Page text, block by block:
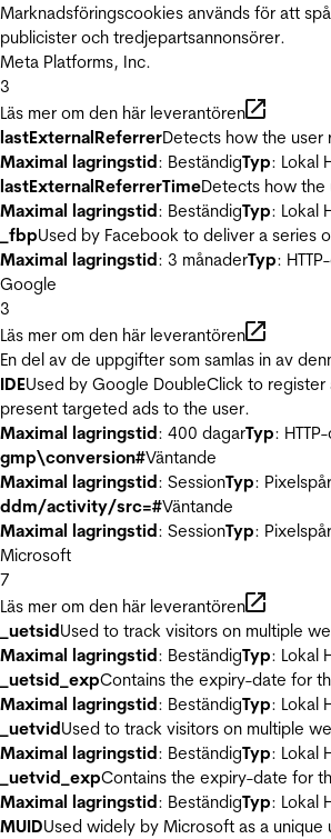
Marknadsföringscookies används för att
publicister och tredjepartsannonsörer.
Meta Platforms, Inc.
3
Läs mer om den här leverantören
lastExternalReferrerDetects how the user
Maximal lagringstid: BeständigTyp: Lokal
lastExternalReferrerTimeDetects how the
Maximal lagringstid: BeständigTyp: Lokal
_fbpUsed by Facebook to deliver a series
Maximal lagringstid: 3 månaderTyp:
Google
3
Läs mer om den här leverantören
En del av de uppgifter som samlas in av
IDEUsed by Google DoubleClick to
present targeted ads to the user.
Maximal lagringstid: 400 dagarTyp:
gmp\conversion#Väntande
Maximal lagringstid: SessionTyp:
ddm/activity/src=#Väntande
Maximal lagringstid: SessionTyp:
Microsoft
7
Läs mer om den här leverantören
_uetsidUsed to track visitors on multiple
Maximal lagringstid: BeständigTyp: Lokal
_uetsid_expContains the expiry-date for
Maximal lagringstid: BeständigTyp: Lokal
_uetvidUsed to track visitors on multiple
Maximal lagringstid: BeständigTyp: Lokal
_uetvid_expContains the expiry-date for
Maximal lagringstid: BeständigTyp: Lokal
MUIDUsed widely by Microsoft as a